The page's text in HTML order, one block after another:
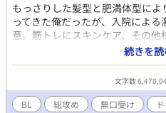
もっさりした髪型と肥満体型に
ってきた俺だったが、入院によ
意。筋トレにスキンケア、その
ルックスとそこそこの自尊心を
だ乙ゲーやＢＬゲーを参考に、
の可愛い男子達を次々と攻略し
弁のヤンキー、ビッチ系の女装
え上手の現役アイドル、筋肉系の
続きを
文字数
BL 総攻め 無口受け